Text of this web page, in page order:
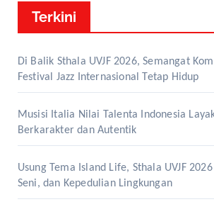
Terkini
Di Balik Sthala UVJF 2026, Semangat
Festival Jazz Internasional Tetap Hidup
Musisi Italia Nilai Talenta Indonesia
Berkarakter dan Autentik
Usung Tema Island Life, Sthala UVJF 2026
Seni, dan Kepedulian Lingkungan